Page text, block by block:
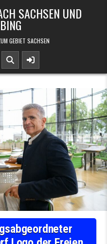
SACHSEN UND
GEBIET SACHSEN